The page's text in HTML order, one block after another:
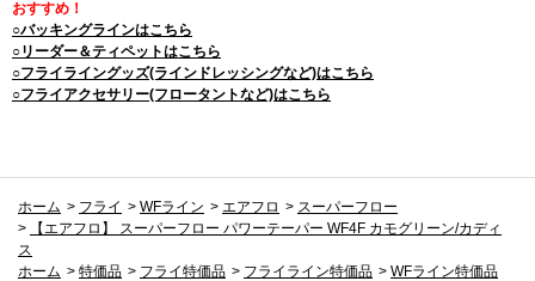
おすすめ！
○バッキングラインはこちら
○リーダー＆ティペットはこちら
○フライライングッズ(ラインドレッシングなど)はこちら
○フライアクセサリー(フロータントなど)はこちら
ホーム > フライ > WFライン > エアフロ > スーパーフロー
>
【エアフロ】 スーパーフロー パワーテーパー WF4F カモグリーン/カディ
ス
ホーム > 特価品 > フライ特価品 > フライライン特価品 > WFライン特価品